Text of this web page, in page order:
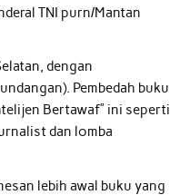
TNI purn/Mantan
dengan
Pembedah buku
Bertawaf” ini seperti
dan lomba
lebih awal buku yang